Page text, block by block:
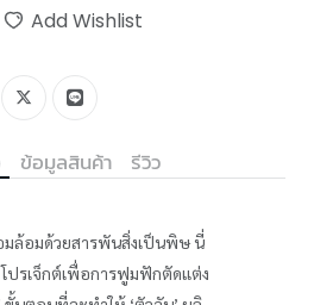
Add Wishlist
ข้อมูลสินค้า รีวิว
ล้อมด้วยสารพันสิ่งเป็นพิษ นี่
โปรเจ็กต์เพื่อการฟูมฟักตัดแต่ง